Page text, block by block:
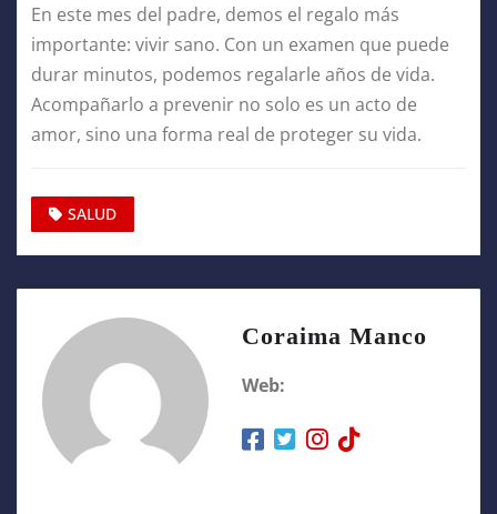
En este mes del padre, demos el regalo más
importante: vivir sano. Con un examen que puede
durar minutos, podemos regalarle años de vida.
Acompañarlo a prevenir no solo es un acto de
amor, sino una forma real de proteger su vida.
SALUD
Coraima Manco
Web: